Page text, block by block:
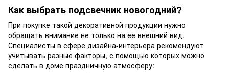
Как выбрать подсвечник новогодний?
При покупке такой декоративной продукции нужно
обращать внимание не только на ее внешний вид.
Специалисты в сфере дизайна-интерьера рекомендуют
учитывать разные факторы, с помощью которых можно
сделать в доме праздничную атмосферу: